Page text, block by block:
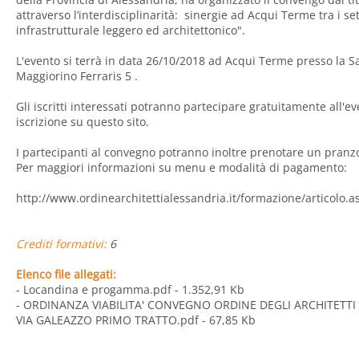
attraverso l’interdisciplinarità: sinergie ad Acqui Terme tra i
infrastrutturale leggero ed architettonico".
L'evento si terrà in data 26/10/2018 ad Acqui Terme presso la
Maggiorino Ferraris 5 .
Gli iscritti interessati potranno partecipare gratuitamente
iscrizione su questo sito.
I partecipanti al convegno potranno inoltre prenotare un
Per maggiori informazioni su menu e modalità di pagamento:
http://www.ordinearchitettialessandria.it/formazione/
Crediti formativi:6
Elenco file allegati:
- Locandina e progamma.pdf- 1.352,91 Kb
- ORDINANZA VIABILITA' CONVEGNO ORDINE DEGLI
VIA GALEAZZO PRIMO TRATTO.pdf- 67,85 Kb